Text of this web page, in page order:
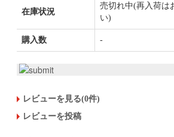
在庫状況
売切れ中(再入荷は
い)
購入数 -
レビューを見る(0件)
レビューを投稿